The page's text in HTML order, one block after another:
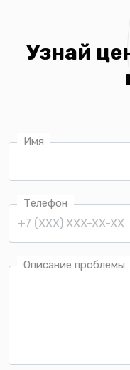
Узнай
Имя
Телефон
Описание проблемы